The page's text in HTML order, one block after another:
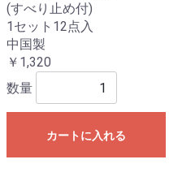
(すべり止め付)
1セット12点入
中国製
￥1,320
数量
カートに入れる